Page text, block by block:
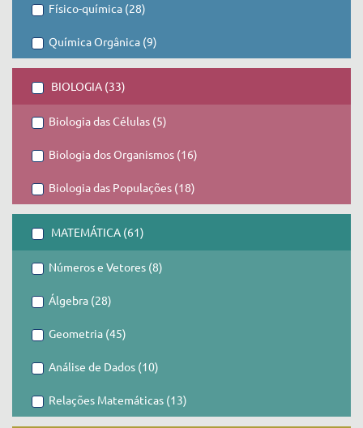
Físico-química (28)
Química Orgânica (9)
BIOLOGIA (33)
Biologia das Células (5)
Biologia dos Organismos (16)
Biologia das Populações (18)
MATEMÁTICA (61)
Números e Vetores (8)
Álgebra (28)
Geometria (45)
Análise de Dados (10)
Relações Matemáticas (13)